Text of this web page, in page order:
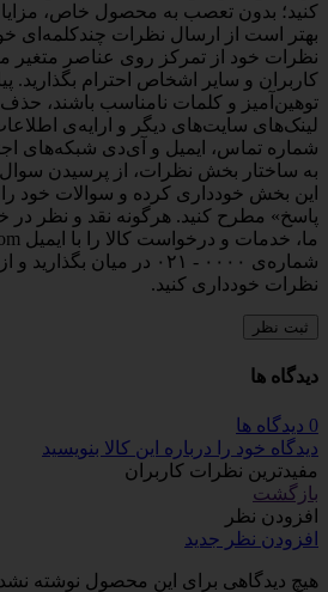
کنید؛ بدون تعصب به محصول خاص، مزایا
بهتر است از ارسال نظرات چندکلمه‌‌ای
نظرات خود از تمرکز روی عناصر متغیر
کاربران و سایر اشخاص احترام بگذارید.
توهین‌آمیز و کلمات نامناسب باشند،
لینک‌های سایت‌های دیگر و ارایه‌ی
شماره تماس، ایمیل و آی‌دی شبکه‌های
به ساختار بخش نظرات، از پرسیدن سوال
این بخش خودداری کرده و سوالات خود
پاسخ» مطرح کنید. هرگونه نقد و نظر
شماره‌ی ۰۰۰۰ - ۰۲۱ در میان
نظرات خودداری کنید.
ثبت نظر
دیدگاه ها
0 دیدگاه ها
دیدگاه خود را درباره این کالا بنویسید
مفیدترین نظرات کاربران
بازگشت
افزودن نظر
افزودن نظر جدید
هیچ دیدگاهی برای این محصول نوشته